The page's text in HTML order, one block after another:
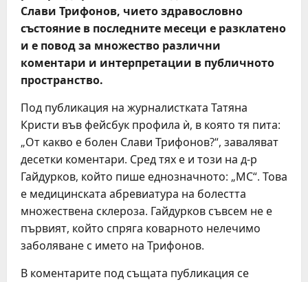
Слави Трифонов, чието здравословно
състояние в последните месеци е разклатено
и е повод за множество различни
коментари и интерпретации в публичното
пространство.
Под публикация на журналистката Татяна
Кристи във фейсбук профила ѝ, в която тя пита:
„От какво е болен Слави Трифонов?“, заваляват
десетки коментари. Сред тях е и този на д-р
Гайдурков, който пише еднозначното: „МС“. Това
е медицинската абревиатура на болестта
множествена склероза. Гайдурков съвсем не е
първият, който спряга коварното нелечимо
заболяване с името на Трифонов.
В коментарите под същата публикация се